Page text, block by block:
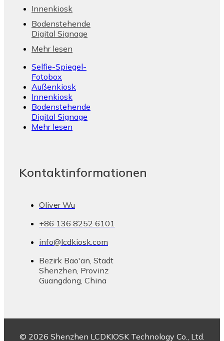
Innenkiosk
Bodenstehende
Digital Signage
Mehr lesen
Selfie-Spiegel-
Fotobox
Außenkiosk
Innenkiosk
Bodenstehende
Digital Signage
Mehr lesen
Kontaktinformationen
Oliver Wu
+86 136 8252 6101
info@lcdkiosk.com
Bezirk Bao'an, Stadt
Shenzhen, Provinz
Guangdong, China
© 2026 Shenzhen LCDKIOSK Technology Co., Ltd.